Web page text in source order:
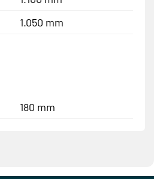
1.050 mm
180 mm